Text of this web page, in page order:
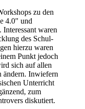
zu den
4.0" und
waren
des Schul-
hierzu waren
Punkt jedoch
sich auf allen
ändern. Inwiefern
Unterricht
zum
diskutiert.